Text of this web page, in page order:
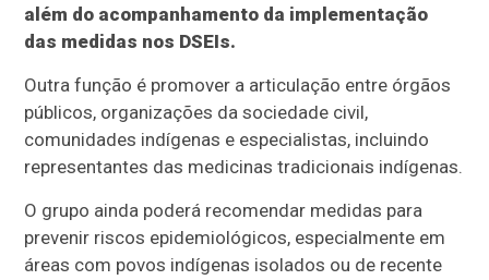
além do acompanhamento da implementação
das medidas nos DSEIs.
Outra função é promover a articulação entre órgãos
públicos, organizações da sociedade civil,
comunidades indígenas e especialistas, incluindo
representantes das medicinas tradicionais indígenas.
O grupo ainda poderá recomendar medidas para
prevenir riscos epidemiológicos, especialmente em
áreas com povos indígenas isolados ou de recente